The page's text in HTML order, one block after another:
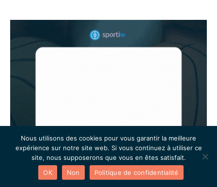
Nous utilisons des cookies pour vous garantir la meilleure
expérience sur notre site web. Si vous continuez à utiliser ce
site, nous supposerons que vous en êtes satisfait.
OK
Non Politique de confidentialité